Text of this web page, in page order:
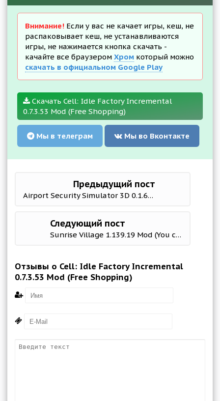
Внимание! Если у вас не качает игры, кеш, не
распаковывает кеш, не устанавливаются
игры, не нажимается кнопка скачать -
качайте все браузером Хром который можно
скачать в официальном Google Play
Скачать Cell: Idle Factory Incremental
0.7.3.53 Mod (Free Shopping)
Мы в телеграм Мы во Вконтакте
Предыдущий пост
Airport Security Simulator 3D 0.1.63 Mod (Unlimited Tickets/No ads)
Следующий пост
Sunrise Village 1.139.19 Mod (You can get free stuff without watching ads)
Отзывы о Cell: Idle Factory Incremental
0.7.3.53 Mod (Free Shopping)